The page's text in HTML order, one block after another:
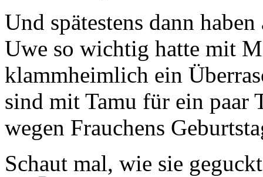
Und spätestens dann
Uwe so wichtig hatte mit
klammheimlich ein
sind mit Tamu für ein paar
wegen Frauchens
Schaut mal, wie sie